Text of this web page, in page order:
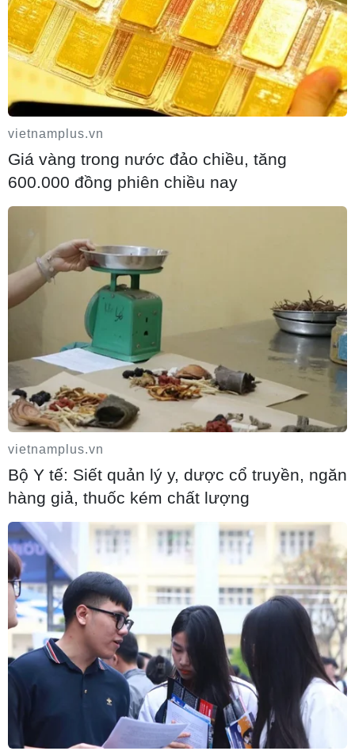
10/08/2026 13:43
Xây dựng mạng lưới trí thức kiều bào
trong các lĩnh vực công nghệ chiến lược
10/08/2026 13:37
Lâm Đồng phấn đấu hoàn thành sớm việc
10/08/2026 13:20
vietnamplus.vn
Giá vàng trong nước đảo chiều, tăng
600.000 đồng phiên chiều nay
vietnamplus.vn
Bộ Y tế: Siết quản lý y, dược cổ truyền, ngăn
hàng giả, thuốc kém chất lượng